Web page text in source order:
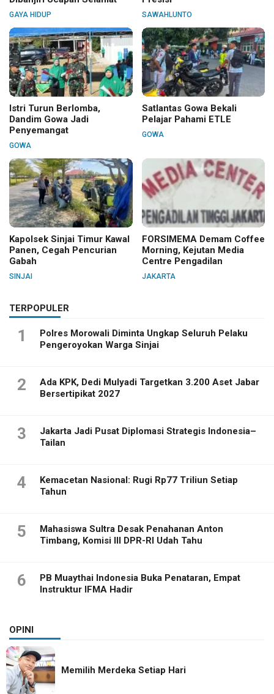
GAYA HIDUP SAWAHLUNTO
Istri Turun Berlomba,
Dandim Gowa Jadi
Penyemangat
GOWA
Satlantas Gowa Bekali
Pelajar Pahami ETLE
GOWA
Kapolsek Sinjai Timur Kawal
Panen, Cegah Pencurian
Gabah
SINJAI
FORSIMEMA Demam Coffee
Morning, Kejutan Media
Centre Pengadilan
JAKARTA
TERPOPULER
1
Polres Morowali Diminta Ungkap Seluruh Pelaku
Pengeroyokan Warga Sinjai
2
Ada KPK, Dedi Mulyadi Targetkan 3.200 Aset Jabar
Bersertipikat 2027
3
Jakarta Jadi Pusat Diplomasi Strategis Indonesia–
Tailan
4
Kemacetan Nasional: Rugi Rp77 Triliun Setiap
Tahun
5
Mahasiswa Sultra Desak Penahanan Anton
Timbang, Komisi III DPR-RI Udah Tahu
6
PB Muaythai Indonesia Buka Penataran, Empat
Instruktur IFMA Hadir
OPINI
Memilih Merdeka Setiap Hari